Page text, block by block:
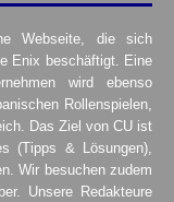
Webseite, die sich
Enix beschäftigt. Eine
wird ebenso
Rollenspielen,
Das Ziel von CU ist
(Tipps & Lösungen),
Wir besuchen zudem
Unsere Redakteure